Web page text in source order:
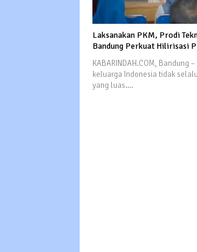
Laksanakan PKM, Prodi
Bandung Perkuat Hilirisasi
KABARINDAH.COM, Bandung
keluarga Indonesia tidak
yang luas….